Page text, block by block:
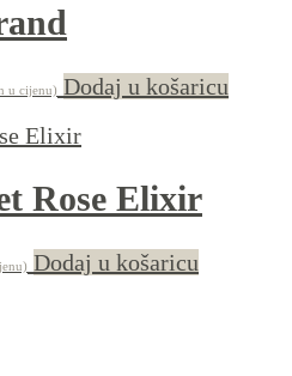
u cijenu) Dodaj u košaricu
Rose Elixir
Dodaj u košaricu